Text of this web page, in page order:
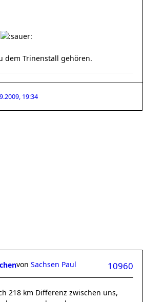
dem Trinenstall gehören.
19:34
10960
von Sachsen Paul
218 km Differenz zwischen uns,